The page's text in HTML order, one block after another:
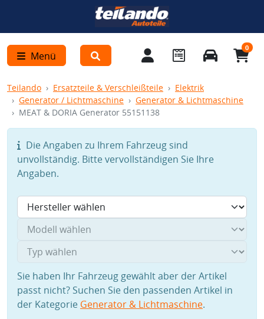
Menü
0
Teilando Ersatzteile & Verschleißteile
Elektrik
Generator / Lichtmaschine
Generator & Lichtmaschine
MEAT & DORIA Generator 55151138
Die Angaben zu Ihrem Fahrzeug sind
unvollständig. Bitte vervollständigen Sie Ihre
Angaben.
Sie haben Ihr Fahrzeug gewählt aber der Artikel
passt nicht? Suchen Sie den passenden Artikel in
der Kategorie Generator & Lichtmaschine.